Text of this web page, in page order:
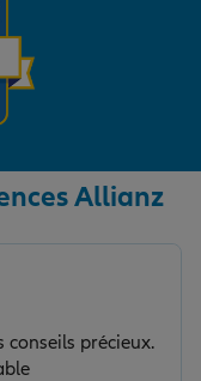
Allianz
conseils précieux.